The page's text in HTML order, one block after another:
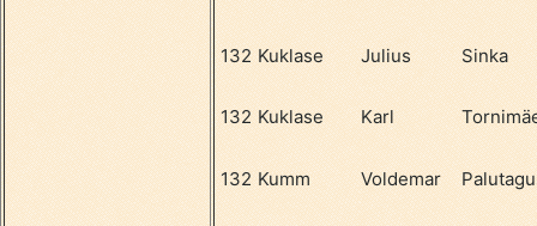
132 Kuklase Julius Sinka
132 Kuklase Karl
132 Kumm Voldemar